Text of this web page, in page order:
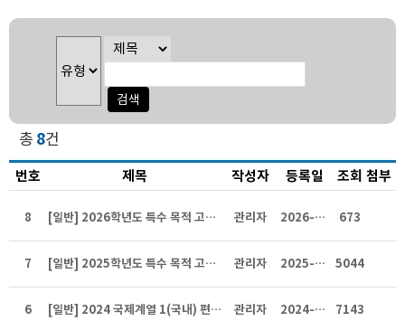
총 8건
번호 제목 작성자 등록일 조회 첨부
8 [일반] 2026학년도 특수 목적 고등학교 입학생 교육과정 편성표 관리자 2026-06-18 673
7 [일반] 2025학년도 특수 목적 고등학교 입학생 교육과정 편성표 관리자 2025-07-25 5044
6 [일반] 2024 국제계열 1(국내) 편제표 관리자 2024-08-20 7143